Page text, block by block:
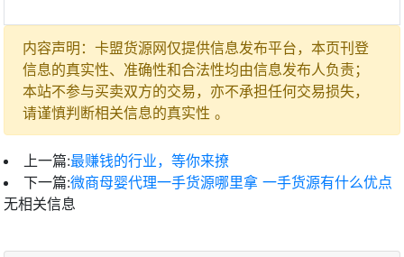
内容声明：卡盟货源网仅提供信息发布平台，本页刊登
信息的真实性、准确性和合法性均由信息发布人负责；
本站不参与买卖双方的交易，亦不承担任何交易损失，
请谨慎判断相关信息的真实性 。
上一篇:最赚钱的行业，等你来撩
下一篇:微商母婴代理一手货源哪里拿 一手货源有什么优点
无相关信息